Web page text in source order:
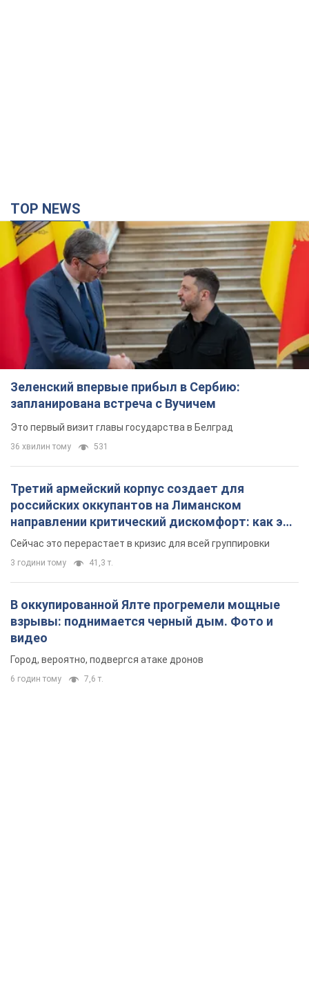
Зеленский впервые прибыл в Сербию:
запланирована встреча с Вучичем
Это первый визит главы государства в Белград
36 хвилин тому 531
Третий армейский корпус создает для
российских оккупантов на Лиманском
направлении критический дискомфорт: как это
удалось
Сейчас это перерастает в кризис для всей группировки
3 години тому 41,3 т.
В оккупированной Ялте прогремели мощные
взрывы: поднимается черный дым. Фото и
видео
Город, вероятно, подвергся атаке дронов
6 годин тому 7,6 т.